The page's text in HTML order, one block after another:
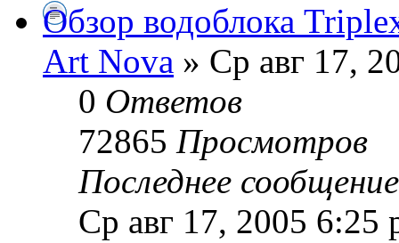
Обзор водоблока
Art Nova » Ср авг 17,
0 Ответов
72865 Просмотров
Последнее
Ср авг 17, 2005 6:25